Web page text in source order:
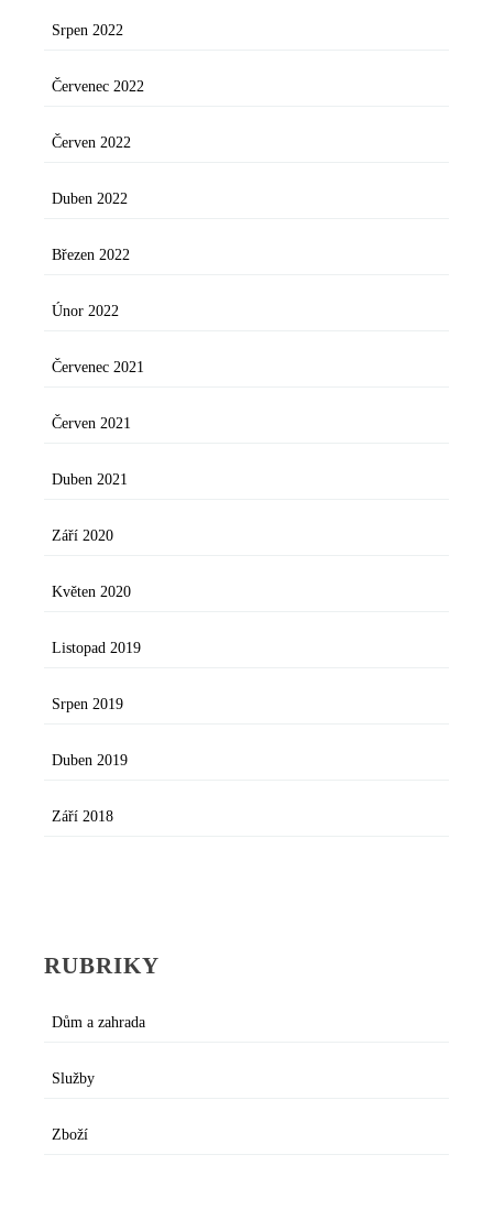
Srpen 2022
Červenec 2022
Červen 2022
Duben 2022
Březen 2022
Únor 2022
Červenec 2021
Červen 2021
Duben 2021
Září 2020
Květen 2020
Listopad 2019
Srpen 2019
Duben 2019
Září 2018
RUBRIKY
Dům a zahrada
Služby
Zboží